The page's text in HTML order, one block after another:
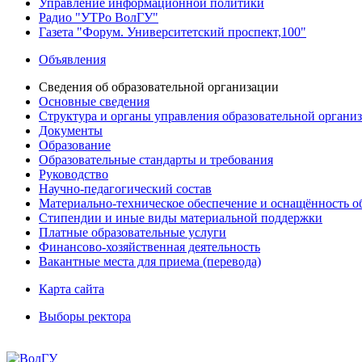
Управление информационной политики
Радио "УТРо ВолГУ"
Газета "Форум. Университетский проспект,100"
Объявления
Сведения об образовательной организации
Основные сведения
Структура и органы управления образовательной
Документы
Образование
Образовательные стандарты и требования
Руководство
Научно-педагогический состав
Материально-техническое обеспечение и оснащённость
Стипендии и иные виды материальной поддержки
Платные образовательные услуги
Финансово-хозяйственная деятельность
Вакантные места для приема (перевода)
Карта сайта
Выборы ректора